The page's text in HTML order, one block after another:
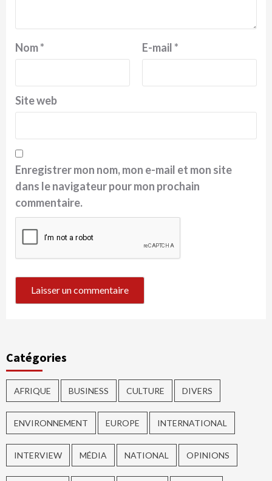
Nom* E-mail*
Site web
Enregistrer mon nom, mon e-mail et mon site
dans le navigateur pour mon prochain
commentaire.
Catégories
AFRIQUE BUSINESS CULTURE DIVERS
ENVIRONNEMENT EUROPE INTERNATIONAL
INTERVIEW MÉDIA NATIONAL OPINIONS